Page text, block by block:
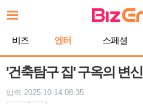
문
비즈 엔터 스페셜
'건축탐구 집' 구옥의 변신
입력 2025-10-14 08:35